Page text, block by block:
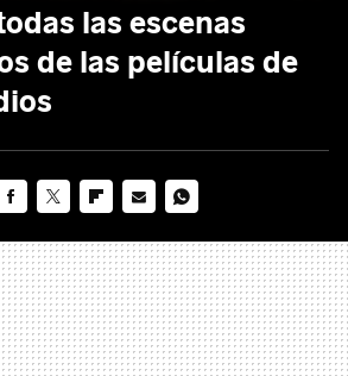
las escenas
de las películas de
MAIL